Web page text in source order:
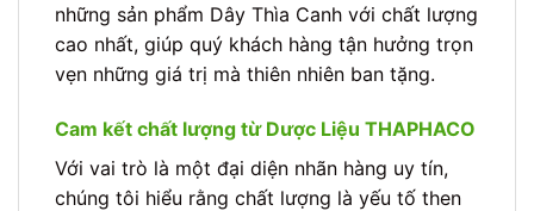
những sản phẩm Dây Thìa Canh với chất lượng
cao nhất, giúp quý khách hàng tận hưởng trọn
vẹn những giá trị mà thiên nhiên ban tặng.
Cam kết chất lượng từ Dược Liệu THAPHACO
Với vai trò là một đại diện nhãn hàng uy tín,
chúng tôi hiểu rằng chất lượng là yếu tố then